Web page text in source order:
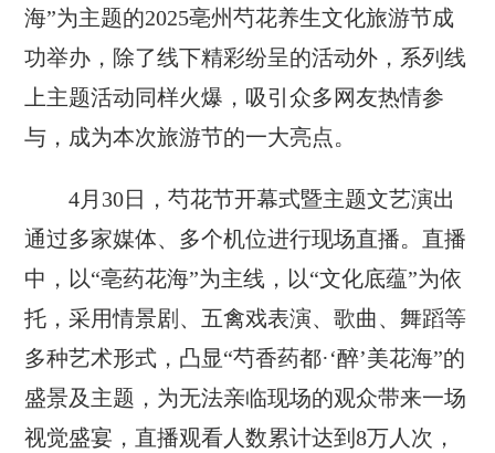
海”为主题的2025亳州芍花养生文化旅游节成
功举办，除了线下精彩纷呈的活动外，系列线
上主题活动同样火爆，吸引众多网友热情参
与，成为本次旅游节的一大亮点。
4月30日，芍花节开幕式暨主题文艺演出
通过多家媒体、多个机位进行现场直播。直播
中，以“亳药花海”为主线，以“文化底蕴”为依
托，采用情景剧、五禽戏表演、歌曲、舞蹈等
多种艺术形式，凸显“芍香药都·‘醉’美花海”的
盛景及主题，为无法亲临现场的观众带来一场
视觉盛宴，直播观看人数累计达到8万人次，